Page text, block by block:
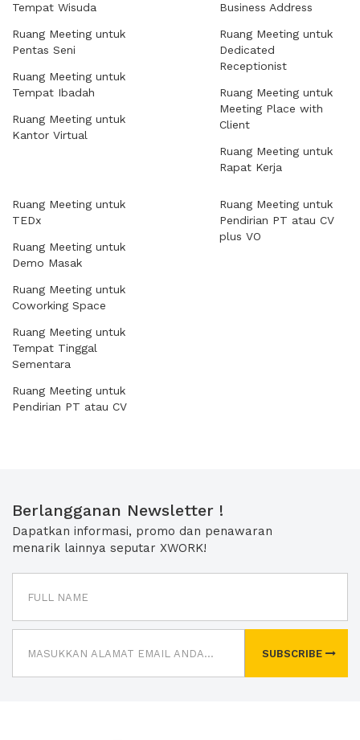
Tempat Wisuda
Ruang Meeting untuk
Pentas Seni
Ruang Meeting untuk
Tempat Ibadah
Ruang Meeting untuk
Kantor Virtual
Business Address
Ruang Meeting untuk
Dedicated
Receptionist
Ruang Meeting untuk
Meeting Place with
Client
Ruang Meeting untuk
Rapat Kerja
Ruang Meeting untuk
TEDx
Ruang Meeting untuk
Demo Masak
Ruang Meeting untuk
Coworking Space
Ruang Meeting untuk
Tempat Tinggal
Sementara
Ruang Meeting untuk
Pendirian PT atau CV
Ruang Meeting untuk
Pendirian PT atau CV
plus VO
Berlangganan Newsletter !
Dapatkan informasi, promo dan penawaran
menarik lainnya seputar XWORK!
SUBSCRIBE